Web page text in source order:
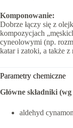
Komponowanie:
Dobrze łączy się z
kompozycjach
cyneolowymi (np.
katar i zatoki, a także
Parametry chemiczne
Główne składniki
aldehyd